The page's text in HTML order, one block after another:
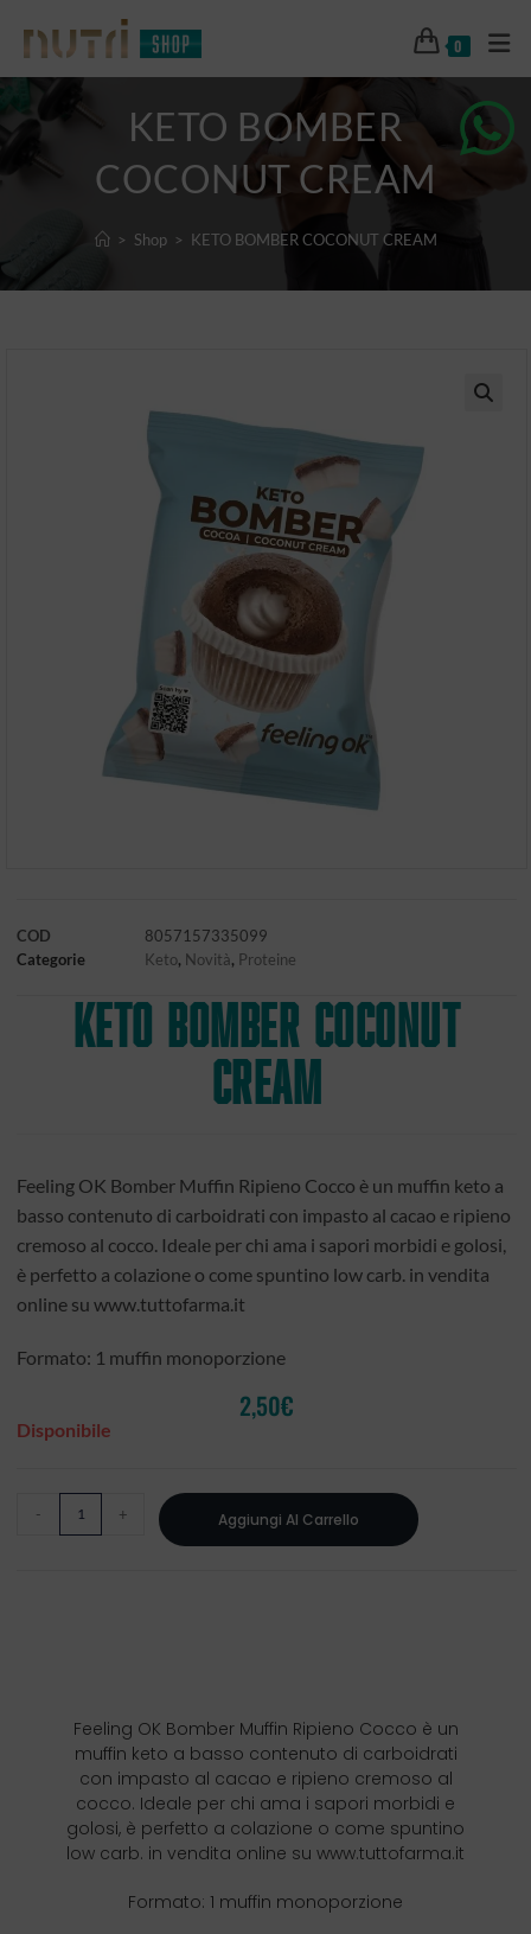
0
KETO BOMBER
COCONUT CREAM
> Shop > KETO BOMBER COCONUT CREAM
COD
8057157335099
Categorie
Keto, Novità, Proteine
KETO BOMBER COCONUT
CREAM
Feeling OK Bomber Muffin Ripieno Cocco è un muffin keto a
basso contenuto di carboidrati con impasto al cacao e ripieno
cremoso al cocco. Ideale per chi ama i sapori morbidi e golosi,
è perfetto a colazione o come spuntino low carb. in vendita
online su www.tuttofarma.it
Formato: 1 muffin monoporzione
2,50€
Disponibile
- + Aggiungi Al Carrello
Feeling OK Bomber Muffin Ripieno Cocco è un
muffin keto a basso contenuto di carboidrati
con impasto al cacao e ripieno cremoso al
cocco. Ideale per chi ama i sapori morbidi e
golosi, è perfetto a colazione o come spuntino
low carb. in vendita online su www.tuttofarma.it
Formato: 1 muffin monoporzione